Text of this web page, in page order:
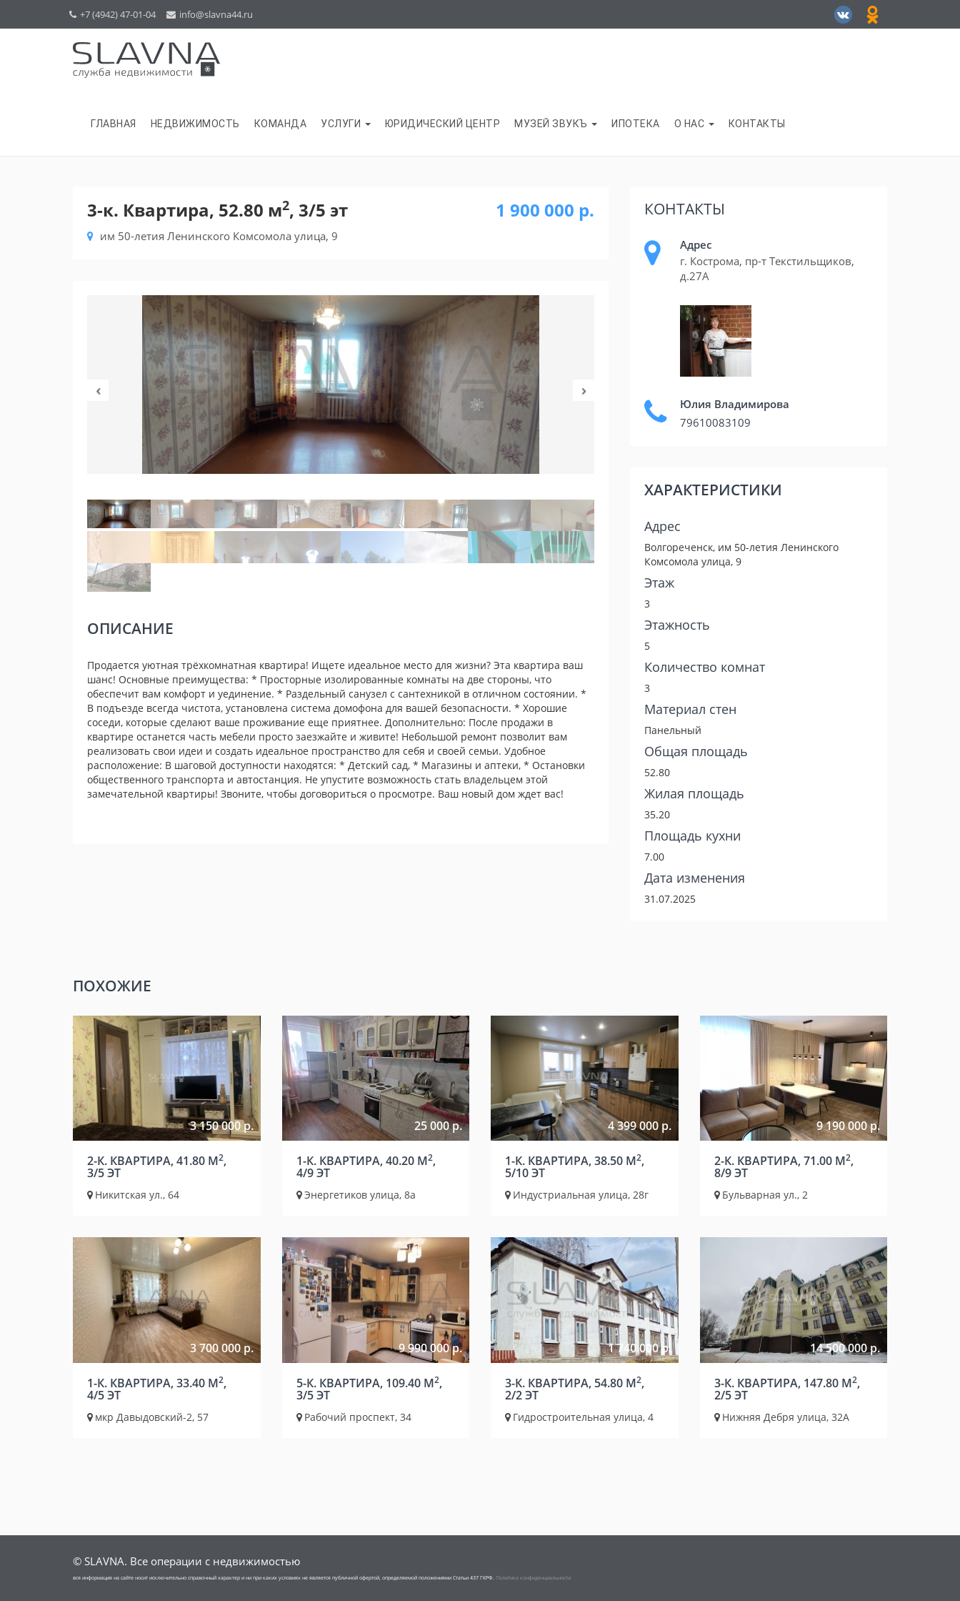
+7 (4942) 47-01-04 info@slavna44.ru
ГЛАВНАЯ НЕДВИЖИМОСТЬ КОМАНДА УСЛУГИ ЮРИДИЧЕСКИЙ ЦЕНТР МУЗЕЙ ЗВУКЪ ИПОТЕКА О НАС КОНТАКТЫ
3-к. Квартира, 52.80 м2, 3/5 эт
им 50-летия Ленинского Комсомола улица, 9
1 900 000 р.
ОПИСАНИЕ
Продается уютная трёхкомнатная квартира! Ищете идеальное место для жизни? Эта квартира ваш
шанс! Основные преимущества: * Просторные изолированные комнаты на две стороны, что
обеспечит вам комфорт и уединение. * Раздельный санузел с сантехникой в отличном состоянии. *
В подъезде всегда чистота, установлена система домофона для вашей безопасности. * Хорошие
соседи, которые сделают ваше проживание еще приятнее. Дополнительно: После продажи в
квартире останется часть мебели просто заезжайте и живите! Небольшой ремонт позволит вам
реализовать свои идеи и создать идеальное пространство для себя и своей семьи. Удобное
расположение: В шаговой доступности находятся: * Детский сад, * Магазины и аптеки, * Остановки
общественного транспорта и автостанция. Не упустите возможность стать владельцем этой
замечательной квартиры! Звоните, чтобы договориться о просмотре. Ваш новый дом ждет вас!
КОНТАКТЫ
Адрес
г. Кострома, пр-т Текстильщиков,
д.27А
Юлия Владимирова
79610083109
ХАРАКТЕРИСТИКИ
Адрес
Волгореченск, им 50-летия Ленинского
Комсомола улица, 9
Этаж
3
Этажность
5
Количество комнат
3
Материал стен
Панельный
Общая площадь
52.80
Жилая площадь
35.20
Площадь кухни
7.00
Дата изменения
31.07.2025
ПОХОЖИЕ
3 150 000 р.
2-К. КВАРТИРА, 41.80 М2,
3/5 ЭТ
Никитская ул., 64
25 000 р.
1-К. КВАРТИРА, 40.20 М2,
4/9 ЭТ
Энергетиков улица, 8а
4 399 000 р.
1-К. КВАРТИРА, 38.50 М2,
5/10 ЭТ
Индустриальная улица, 28г
9 190 000 р.
2-К. КВАРТИРА, 71.00 М2,
8/9 ЭТ
Бульварная ул., 2
3 700 000 р.
1-К. КВАРТИРА, 33.40 М2,
4/5 ЭТ
мкр Давыдовский-2, 57
9 990 000 р.
5-К. КВАРТИРА, 109.40 М2,
3/5 ЭТ
Рабочий проспект, 34
1 740 000 р.
3-К. КВАРТИРА, 54.80 М2,
2/2 ЭТ
Гидростроительная улица, 4
14 500 000 р.
3-К. КВАРТИРА, 147.80 М2,
2/5 ЭТ
Нижняя Дебря улица, 32А
© SLAVNA. Все операции с недвижимостью
вся информация на сайте носит исключительно справочный характер и ни при каких условиях не является публичной офертой, определяемой положениями Статьи 437 ГКРФ. Политика конфиденциальности